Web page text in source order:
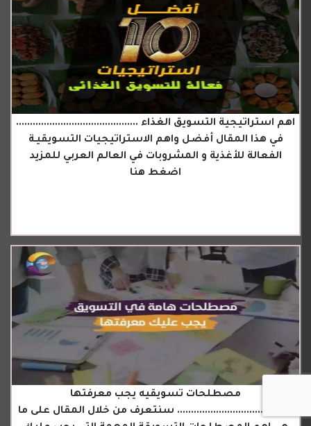
اهم استراتيجية التسويق الغذاء ............................................
في هذا المقال أفضل واهم الاستراتيجيات التسويقيـة
الفعالة للأغذية و المشروبات في العالم العربي للمزيد
اضغط هنا
مصطلحات تسويقيه يجب معرفتها
.......................................... سنتعرف من خلال المقال على ما